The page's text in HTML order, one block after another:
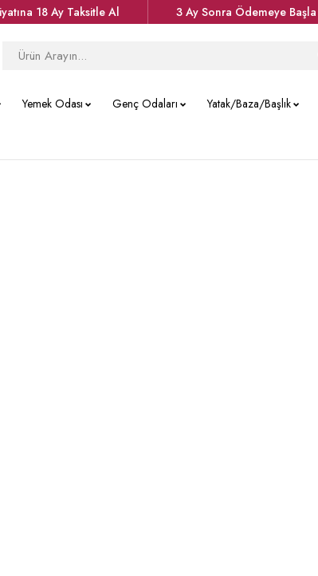
18 Ay Taksitle Al 3 Ay Sonra Ödemeye Başla
Yemek Odası Genç Odaları Yatak/Baza/Başlık